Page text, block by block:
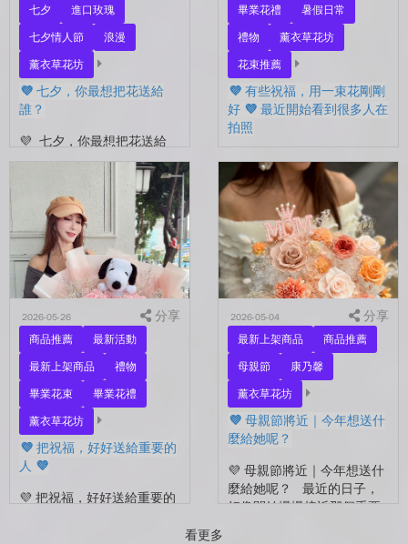
七夕
進口玫瑰
七夕情人節
浪漫
薰衣草花坊
💜 七夕，你最想把花送給
誰？
💜 七夕，你最想把花送給
誰？ 是陪你走過每一天的
另一半，是一直默默支持你
的家人，還是那個努力生活
的自己？ 花，不一定要等
到特別的人才能收到。...
畢業花禮
暑假日常
禮物
薰衣草花坊
花束推薦
💜 有些祝福，用一束花剛剛
好 💜 最近開始看到很多人在
拍照
💜 有些祝福，用一束花剛剛
好 💜 最近開始看到很多人
在拍照📷 穿著學士服、抱著
花束，笑著紀錄這段重要的
時光🤍 一路走到現在，一
定有很多不容易。 熬過考
試...
2026-05-26 分享
商品推薦
最新活動
最新上架商品
禮物
畢業花束
畢業花禮
薰衣草花坊
💜 把祝福，好好送給重要的
人 💜
💜 把祝福，好好送給重要的
2026-05-04 分享
最新上架商品
商品推薦
母親節
康乃馨
薰衣草花坊
💜 母親節將近｜今年想送什
麼給她呢？
💜 母親節將近｜今年想送什
麼給她呢？ 最近的日子，
好像開始慢慢接近那個重要
看更多